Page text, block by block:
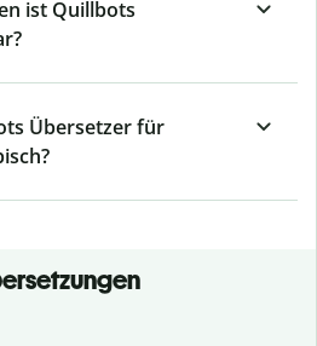
ist Quillbots
Übersetzer für